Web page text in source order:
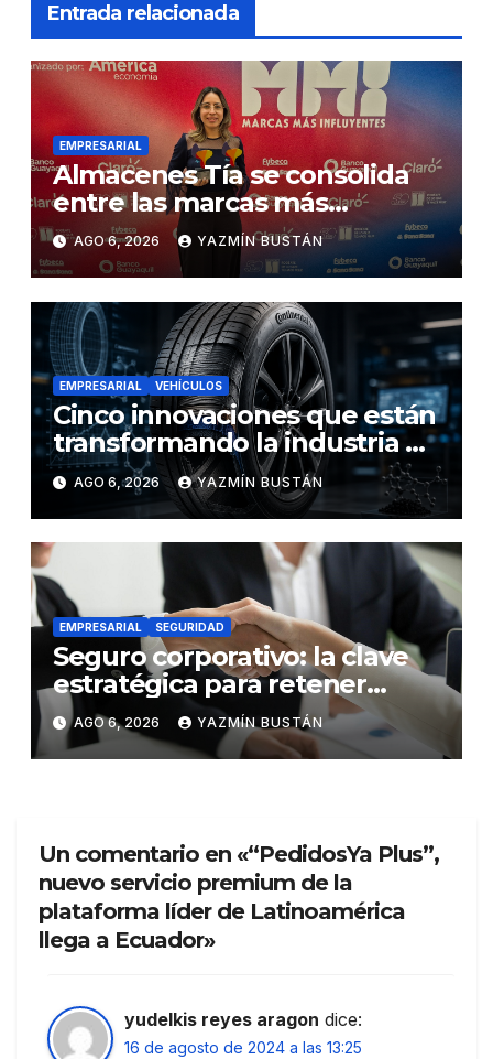
Entrada relacionada
EMPRESARIAL
Almacenes Tía se consolida
entre las marcas más
influyentes del Ecuador
AGO 6, 2026 YAZMÍN BUSTÁN
EMPRESARIAL VEHÍCULOS
Cinco innovaciones que están
transformando la industria de
los neumáticos y redefinen el
futuro de la movilidad
AGO 6, 2026 YAZMÍN BUSTÁN
EMPRESARIAL SEGURIDAD
Seguro corporativo: la clave
estratégica para retener
talento en Ecuador
AGO 6, 2026 YAZMÍN BUSTÁN
Un comentario en «“PedidosYa Plus”,
nuevo servicio premium de la
plataforma líder de Latinoamérica
llega a Ecuador»
yudelkis reyes aragon dice:
16 de agosto de 2024 a las 13:25